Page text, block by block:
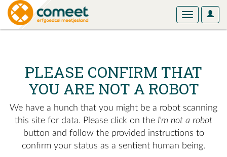
User
Toggle
PLEASE CONFIRM THAT
YOU ARE NOT A ROBOT
We have a hunch that you might be a robot scanning
this site for data. Please click on the I'm not a robot
button and follow the provided instructions to
confirm your status as a sentient human being.